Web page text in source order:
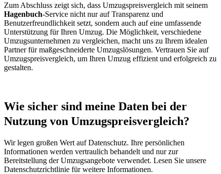
Zum Abschluss zeigt sich, dass Umzugspreisvergleich mit seinem
Hagenbuch-Service nicht nur auf Transparenz und
Benutzerfreundlichkeit setzt, sondern auch auf eine umfassende
Unterstützung für Ihren Umzug. Die Möglichkeit, verschiedene
Umzugsunternehmen zu vergleichen, macht uns zu Ihrem idealen
Partner für maßgeschneiderte Umzugslösungen. Vertrauen Sie auf
Umzugspreisvergleich, um Ihren Umzug effizient und erfolgreich zu
gestalten.
Wie sicher sind meine Daten bei der
Nutzung von Umzugspreisvergleich?
Wir legen großen Wert auf Datenschutz. Ihre persönlichen
Informationen werden vertraulich behandelt und nur zur
Bereitstellung der Umzugsangebote verwendet. Lesen Sie unsere
Datenschutzrichtlinie für weitere Informationen.